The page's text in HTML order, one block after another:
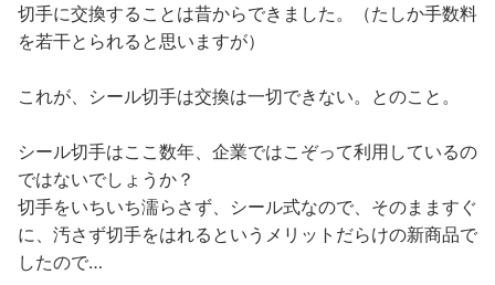
切手に交換することは昔からできました。（たしか手数料
を若干とられると思いますが）
これが、シール切手は交換は一切できない。とのこと。
シール切手はここ数年、企業ではこぞって利用しているの
ではないでしょうか？
切手をいちいち濡らさず、シール式なので、そのまますぐ
に、汚さず切手をはれるというメリットだらけの新商品で
したので…